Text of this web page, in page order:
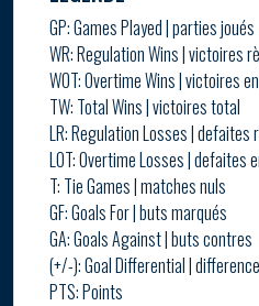
GP: Games Played | parties joués
WR: Regulation Wins | victoires
WOT: Overtime Wins | victoires
TW: Total Wins | victoires total
LR: Regulation Losses |
LOT: Overtime Losses | defaites
T: Tie Games | matches nuls
GF: Goals For | buts marqués
GA: Goals Against | buts contres
(+/-): Goal Differential |
PTS: Points